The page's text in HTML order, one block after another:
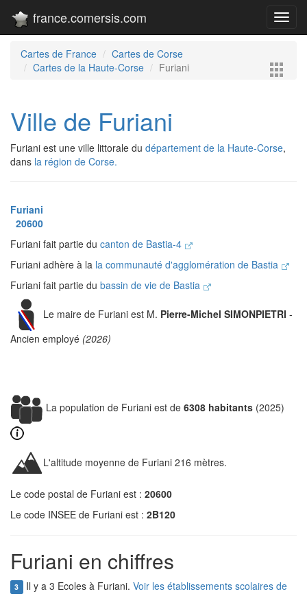
france.comersis.com
Cartes de France
Cartes de Corse
Cartes de la Haute-Corse
Furiani
Ville de Furiani
Furiani est une ville littorale du département de la Haute-Corse,
dans la région de Corse.
Furiani
20600
Furiani fait partie du canton de Bastia-4
Furiani adhère à la la communauté d'agglomération de Bastia
Furiani fait partie du bassin de vie de Bastia
Le maire de Furiani est M. Pierre-Michel SIMONPIETRI -
Ancien employé (2026)
La population de Furiani est de 6308 habitants (2025)
L'altitude moyenne de Furiani 216 mètres.
Le code postal de Furiani est : 20600
Le code INSEE de Furiani est : 2B120
Furiani en chiffres
3 Il y a 3 Ecoles à Furiani. Voir les établissements scolaires de